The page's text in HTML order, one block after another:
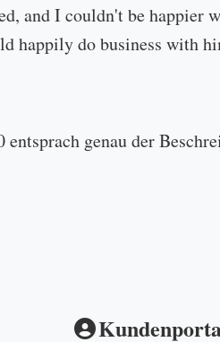
and I couldn't be
happily do business with
genau der